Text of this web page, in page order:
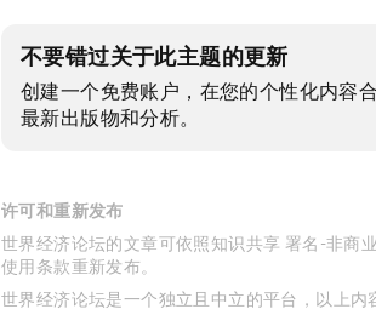
不要错过关于此主题的更新
创建一个免费账户，在您的个性化内容
最新出版物和分析。
许可和重新发布
世界经济论坛的文章可依照知识共享 署名-非商
使用条款重新发布。
世界经济论坛是一个独立且中立的平台，以上内